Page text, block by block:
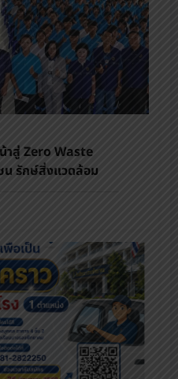
าสู่ Zero Waste
น รักษ์สิ่งแวดล้อม